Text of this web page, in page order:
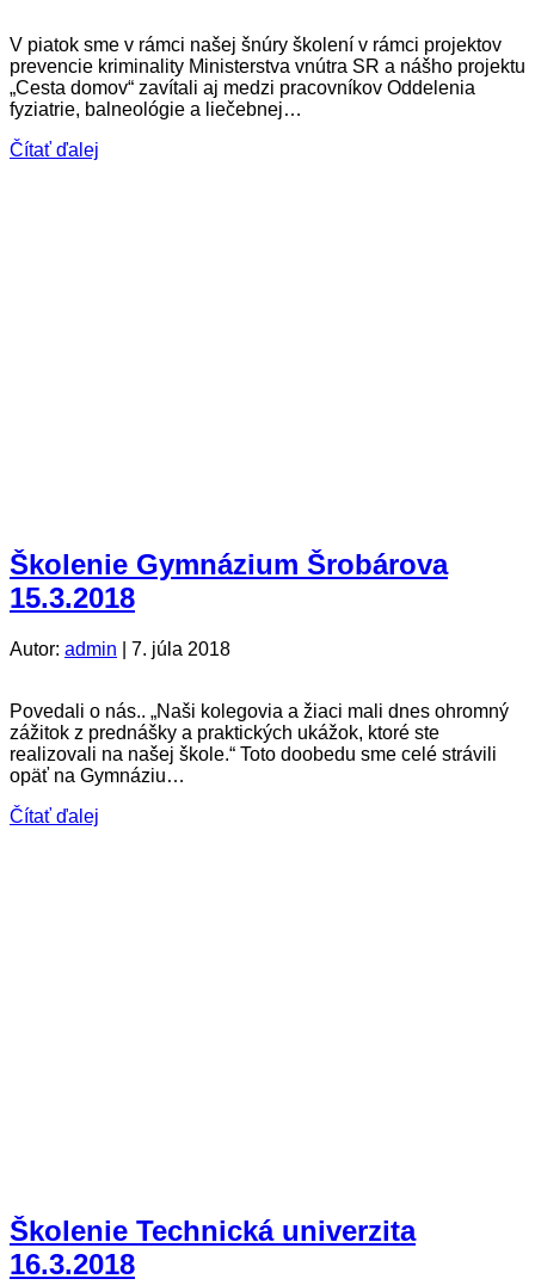
V piatok sme v rámci našej šnúry školení v rámci projektov
prevencie kriminality Ministerstva vnútra SR a nášho projektu
„Cesta domov“ zavítali aj medzi pracovníkov Oddelenia
fyziatrie, balneológie a liečebnej…
Čítať ďalej
Školenie Gymnázium Šrobárova
15.3.2018
Autor: admin 7. júla 2018
Povedali o nás.. „Naši kolegovia a žiaci mali dnes ohromný
zážitok z prednášky a praktických ukážok, ktoré ste
realizovali na našej škole.“ Toto doobedu sme celé strávili
opäť na Gymnáziu…
Čítať ďalej
Školenie Technická univerzita
16.3.2018